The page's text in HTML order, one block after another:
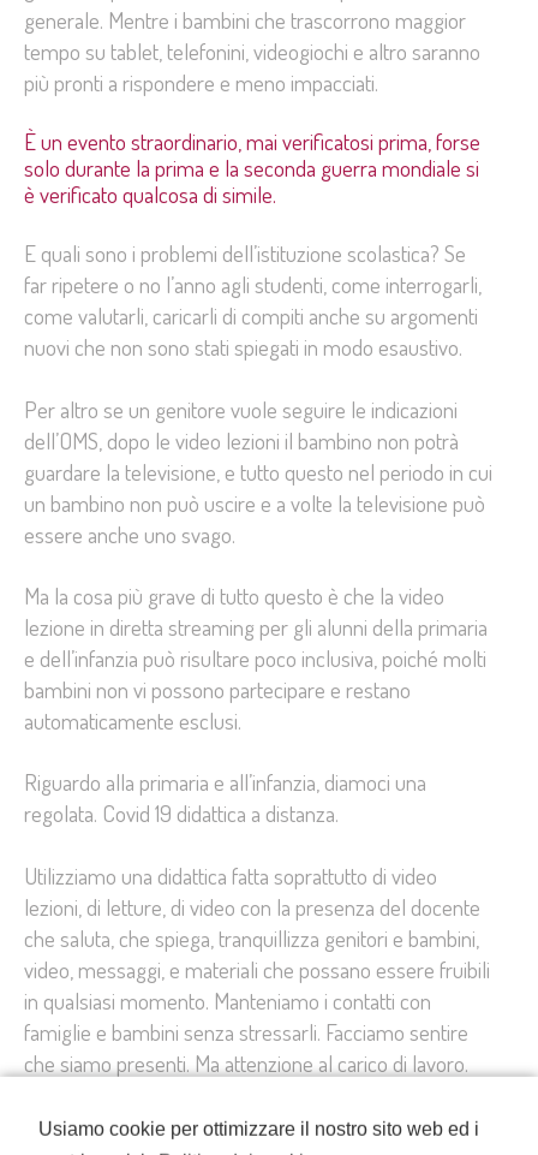
Usiamo cookie per ottimizzare il nostro sito web ed i
generale. Mentre i bambini che trascorrono maggior
tempo su tablet, telefonini, videogiochi e altro saranno
più pronti a rispondere e meno impacciati.
È un evento straordinario, mai verificatosi prima, forse
solo durante la prima e la seconda guerra mondiale si
è verificato qualcosa di simile.
E quali sono i problemi dell’istituzione scolastica? Se
far ripetere o no l’anno agli studenti, come interrogarli,
come valutarli, caricarli di compiti anche su argomenti
nuovi che non sono stati spiegati in modo esaustivo.
Per altro se un genitore vuole seguire le indicazioni
dell’OMS, dopo le video lezioni il bambino non potrà
guardare la televisione, e tutto questo nel periodo in cui
un bambino non può uscire e a volte la televisione può
essere anche uno svago.
Ma la cosa più grave di tutto questo è che la video
lezione in diretta streaming per gli alunni della primaria
e dell’infanzia può risultare poco inclusiva, poiché molti
bambini non vi possono partecipare e restano
automaticamente esclusi.
Riguardo alla primaria e all’infanzia, diamoci una
regolata. Covid 19 didattica a distanza.
Utilizziamo una didattica fatta soprattutto di video
lezioni, di letture, di video con la presenza del docente
che saluta, che spiega, tranquillizza genitori e bambini,
video, messaggi, e materiali che possano essere fruibili
in qualsiasi momento. Manteniamo i contatti con
famiglie e bambini senza stressarli. Facciamo sentire
che siamo presenti. Ma attenzione al carico di lavoro.
Forse, sarebbe il caso, che il Ministero dell’Istruzione